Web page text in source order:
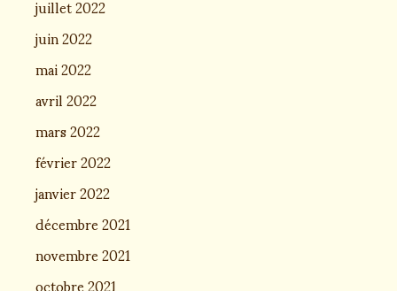
juin 2022
mai 2022
avril 2022
mars 2022
février 2022
janvier 2022
décembre 2021
novembre 2021